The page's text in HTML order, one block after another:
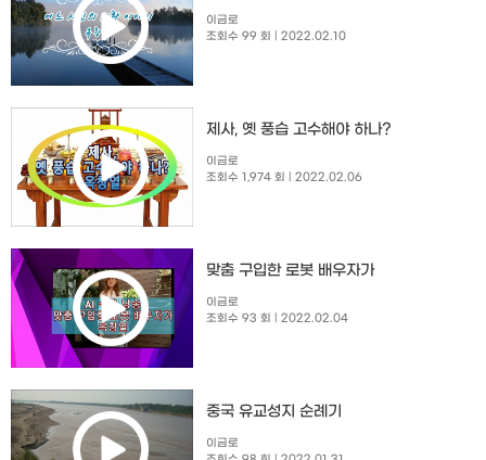
이금로
조회수 99 회
| 2022.02.10
제사, 옛 풍습 고수해야 하나?
이금로
조회수 1,974 회
| 2022.02.06
맞춤 구입한 로봇 배우자가
이금로
조회수 93 회
| 2022.02.04
중국 유교성지 순례기
이금로